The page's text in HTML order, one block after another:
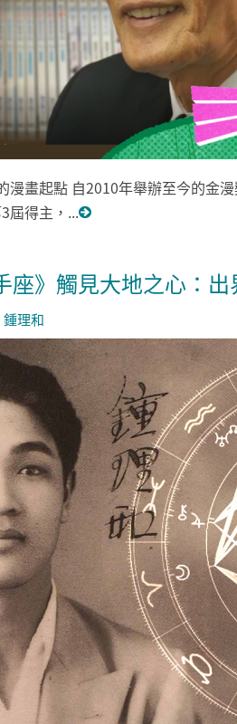
畫起點 自2010年舉辦至今的金
屆得主，...
座》觸見大地之心：出
鍾理和